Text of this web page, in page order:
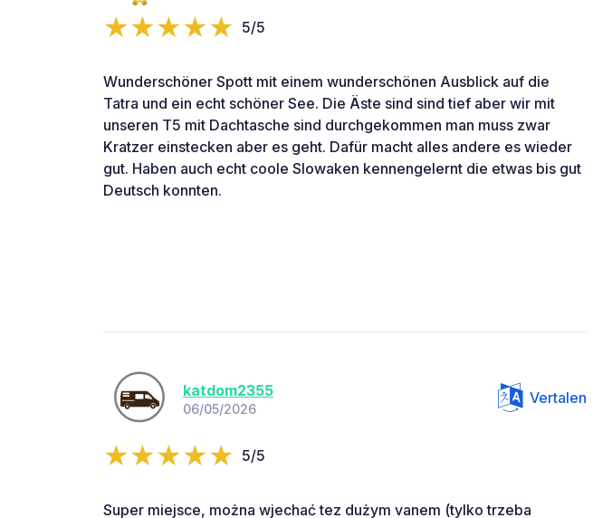
5/5
Wunderschöner Spott mit einem wunderschönen Ausblick auf die
Tatra und ein echt schöner See. Die Äste sind sind tief aber wir mit
unseren T5 mit Dachtasche sind durchgekommen man muss zwar
Kratzer einstecken aber es geht. Dafür macht alles andere es wieder
gut. Haben auch echt coole Slowaken kennengelernt die etwas bis gut
Deutsch konnten.
katdom2355
06/05/2026
Vertalen
5/5
Super miejsce, można wjechać tez dużym vanem (tylko trzeba